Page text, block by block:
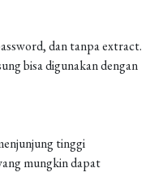
dan tanpa extract.
bisa digunakan dengan
tinggi
mungkin dapat